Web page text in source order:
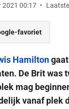
2021 00:17
favoriet
Hamiltongaat
De Brit was
mag
vanaf plek